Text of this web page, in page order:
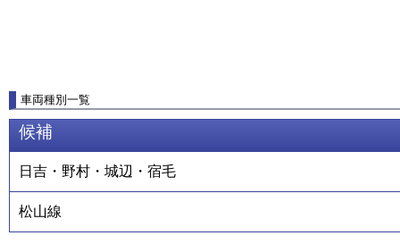
車両種別一覧
候補
日吉・野村・城辺・宿毛
松山線